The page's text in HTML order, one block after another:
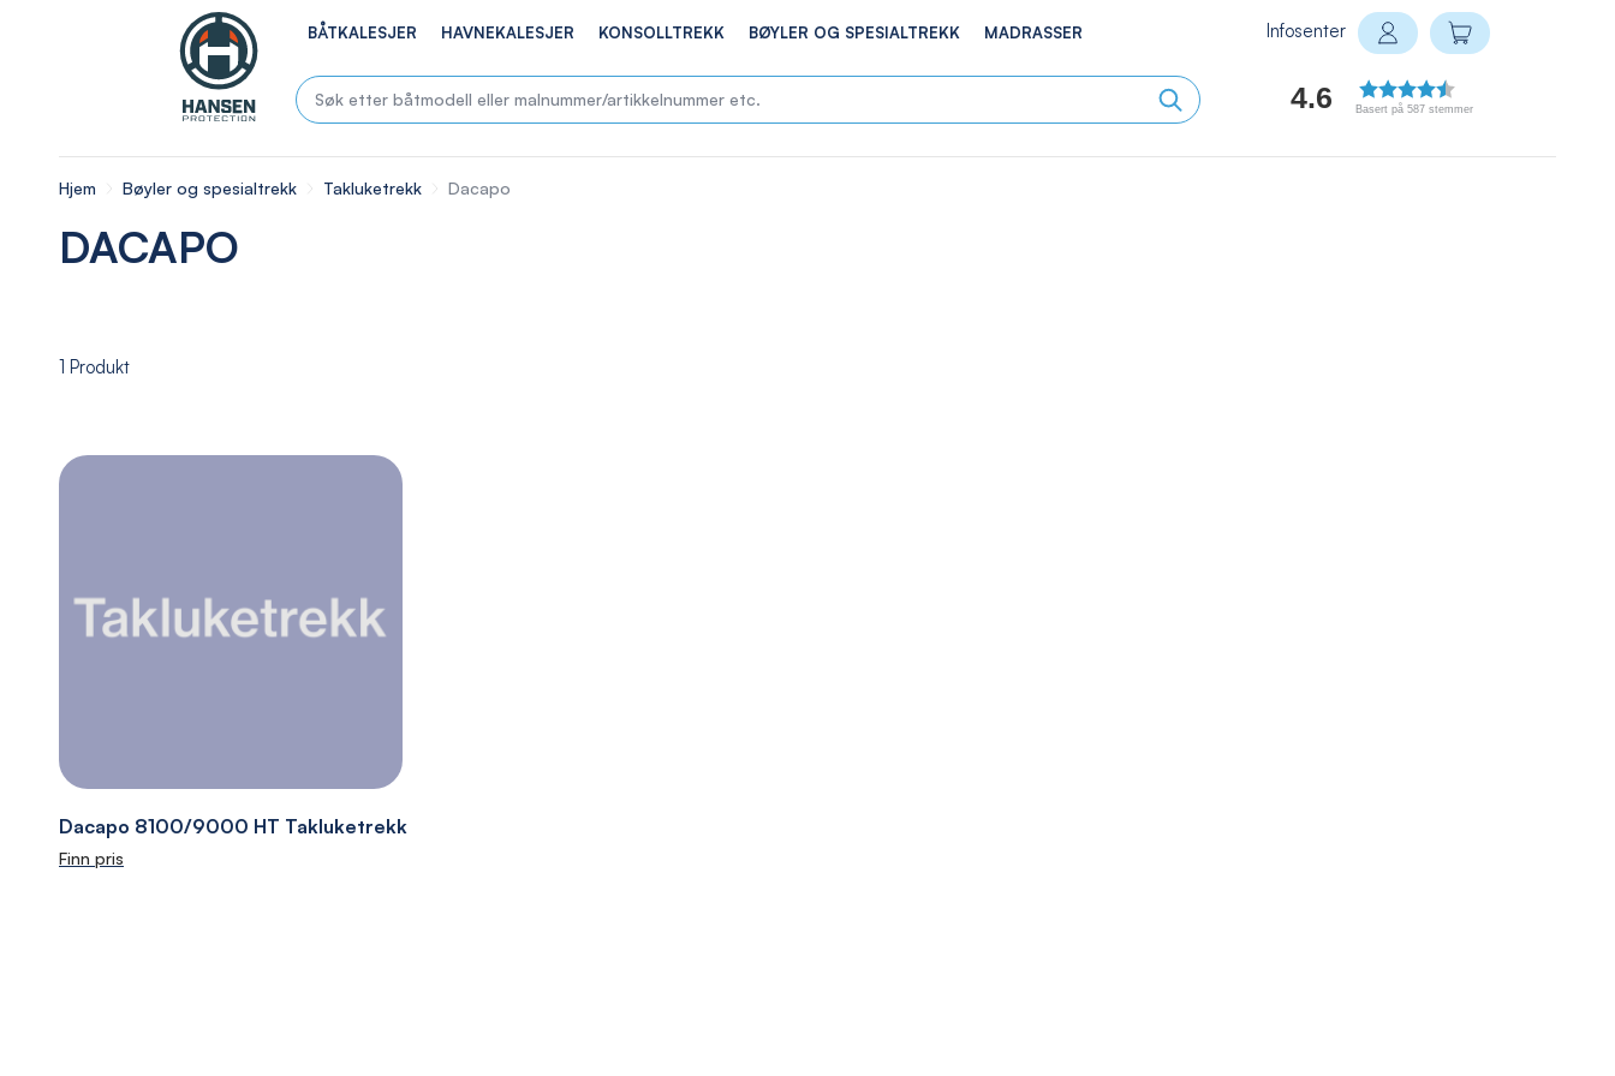
BÅTKALESJER HAVNEKALESJER KONSOLLTREKK BØYLER OG SPESIALTREKK MADRASSER
4.6 Basert på 587 stemmer
Infosenter
Logg inn
Min handlekurv
Hjem Bøyler og spesialtrekk Takluketrekk Dacapo
DACAPO
1 Produkt
Dacapo 8100/9000 HT Takluketrekk
Finn pris